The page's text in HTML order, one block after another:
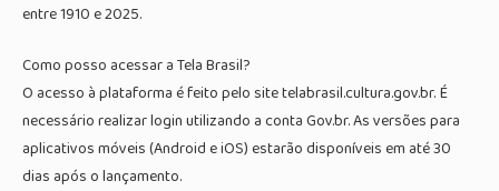
entre 1910 e 2025.
Como posso acessar a Tela Brasil?
O acesso à plataforma é feito pelo site telabrasil.cultura.gov.br. É
necessário realizar login utilizando a conta Gov.br. As versões para
aplicativos móveis (Android e iOS) estarão disponíveis em até 30
dias após o lançamento.